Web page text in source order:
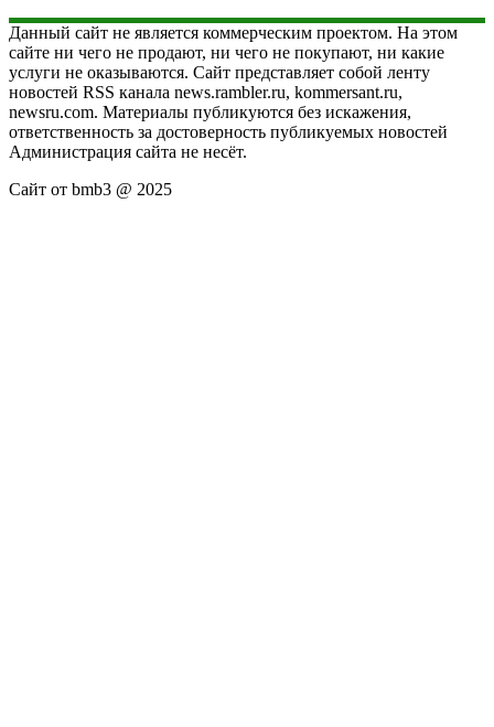
Данный сайт не является коммерческим проектом. На этом
сайте ни чего не продают, ни чего не покупают, ни какие
услуги не оказываются. Сайт представляет собой ленту
новостей RSS канала news.rambler.ru, kommersant.ru,
newsru.com. Материалы публикуются без искажения,
ответственность за достоверность публикуемых новостей
Администрация сайта не несёт.
Сайт от bmb3 @ 2025